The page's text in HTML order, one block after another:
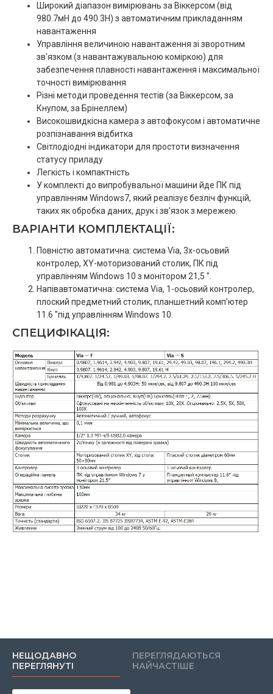
Широкий діапазон вимірювань за Віккерсом (від
980.7мН до 490.3Н) з автоматичним прикладанням
навантаження
Управління величиною навантаження зі зворотним
зв'язком (з навантажувальною коміркою) для
забезпечення плавності навантаження і максимальної
точності вимірювання
Різні методи проведення тестів (за Віккерсом, за
Кнупом, за Брінеллем)
Високошвидкісна камера з автофокусом і автоматичне
розпізнавання відбитка
Світлодіодні індикатори для простоти визначення
статусу приладу
Легкість і компактність
У комплекті до випробувальної машини йде ПК під
управлінням Windows7, який реалізує безліч функцій,
таких як обробка даних, друк і зв'язок з мережею.
ВАРІАНТИ КОМПЛЕКТАЦІЇ:
Повністю автоматична: система Via, 3х-осьовий
контролер, XY-моторизований столик, ПК під
управлінням Windows 10 з монітором 21,5 ".
Напівавтоматична: система Via, 1-осьовий контролер,
плоский предметний столик, планшетний комп'ютер
11.6 "під управлінням Windows 10.
СПЕЦИФІКАЦІЯ:
НЕЩОДАВНО
ПЕРЕГЛЯНУТІ
ПЕРЕГЛЯДАЮТЬСЯ
НАЙЧАСТІШЕ